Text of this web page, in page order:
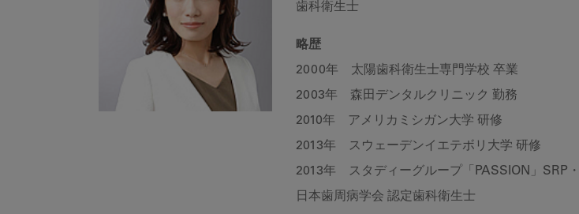
歯科衛生士
略歴
2000年 太陽歯科衛生士専門学校 卒業
2003年 森田デンタルクリニック 勤務
2010年 アメリカミシガン大学 研修
2013年 スウェーデンイエテボリ大学 研修
2013年 スタディーグループ「PASSION」SRP
日本歯周病学会 認定歯科衛生士